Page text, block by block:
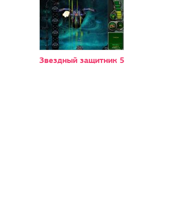
Звездный защитник 5